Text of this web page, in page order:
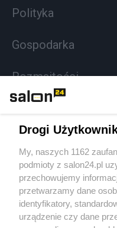
Polityka
Gospodarka
Rozmaitości
Sport
Społeczeństwo
Kultura
Drogi
My, naszych 1162
podmioty z salon24.pl
przechowujemy
przetwarzamy dane
identyfikatory,
urządzenie czy dane